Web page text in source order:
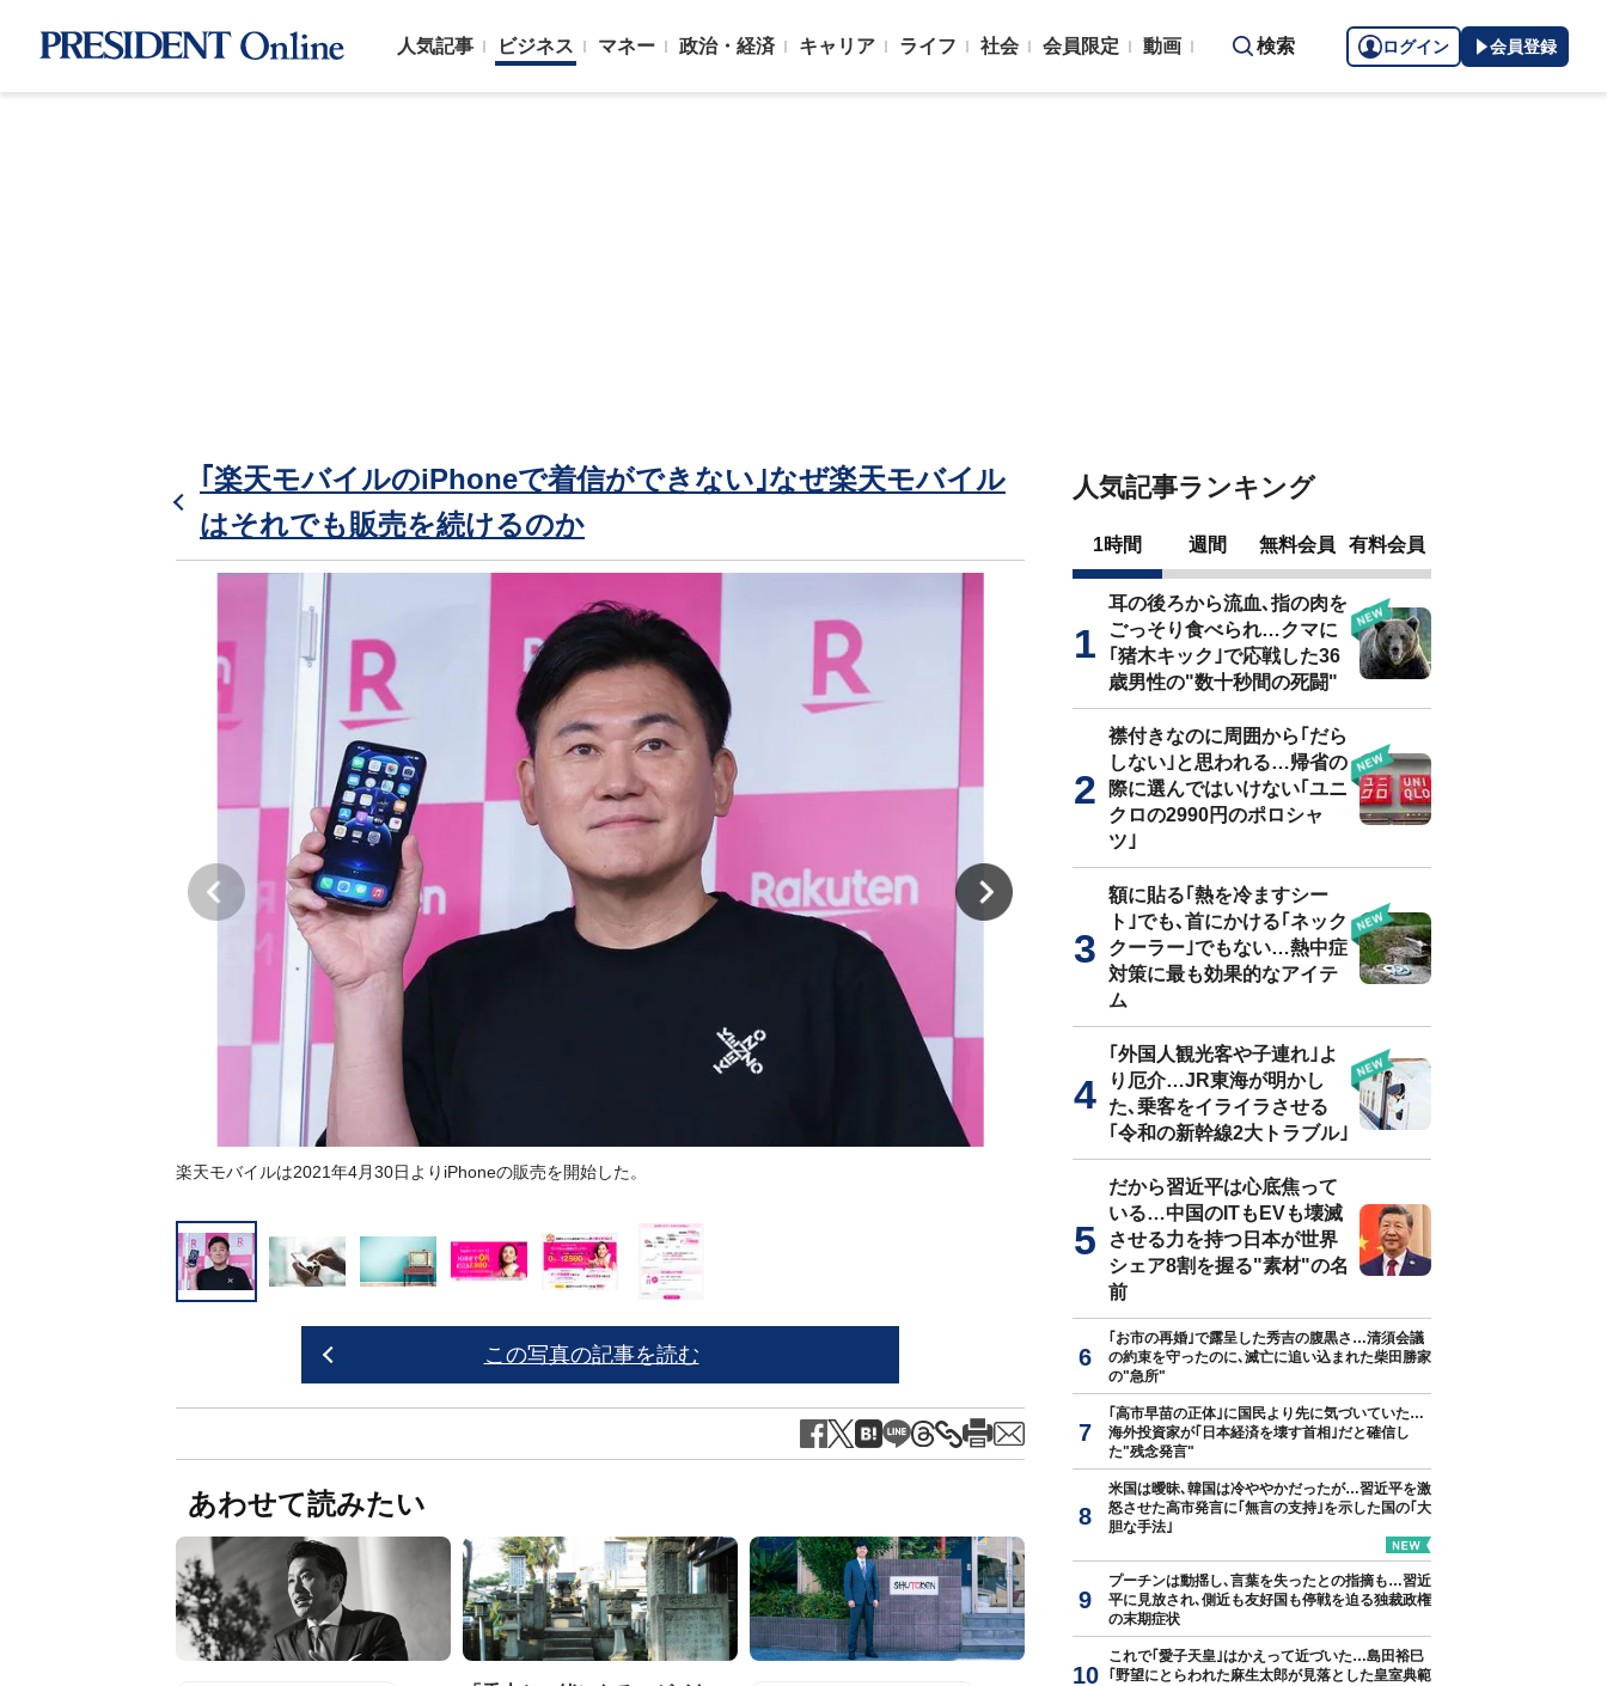
人気記事 ビジネス マネー 政治・経済 キャリア ライフ 社会 会員限定 動画 検索 ログイン 会員登録
｢楽天モバイルのiPhoneで着信ができない｣なぜ楽天モバイル
はそれでも販売を続けるのか
楽天モバイルは2021年4月30日よりiPhoneの販売を開始した。
この写真の記事を読む
あわせて読みたい
人気記事ランキング
1時間 週間 無料会員 有料会員
耳の後ろから流血､指の肉を
ごっそり食べられ…クマに
｢猪木キック｣で応戦した36
歳男性の"数十秒間の死闘"
襟付きなのに周囲から｢だら
しない｣と思われる…帰省の
際に選んではいけない｢ユニ
クロの2990円のポロシャ
ツ｣
額に貼る｢熱を冷ますシー
ト｣でも､首にかける｢ネック
クーラー｣でもない…熱中症
対策に最も効果的なアイテ
ム
｢外国人観光客や子連れ｣よ
り厄介…JR東海が明かし
た､乗客をイライラさせる
｢令和の新幹線2大トラブル｣
だから習近平は心底焦って
いる…中国のITもEVも壊滅
させる力を持つ日本が世界
シェア8割を握る"素材"の名
前
｢お市の再婚｣で露呈した秀吉の腹黒さ…清須会議
の約束を守ったのに､滅亡に追い込まれた柴田勝家
の"急所"
｢高市早苗の正体｣に国民より先に気づいていた…
海外投資家が｢日本経済を壊す首相｣だと確信し
た"残念発言"
米国は曖昧､韓国は冷ややかだったが…習近平を激
怒させた高市発言に｢無言の支持｣を示した国の｢大
胆な手法｣
プーチンは動揺し､言葉を失ったとの指摘も…習近
平に見放され､側近も友好国も停戦を迫る独裁政権
の末期症状
これで｢愛子天皇｣はかえって近づいた…島田裕巳
｢野望にとらわれた麻生太郎が見落とした皇室典範